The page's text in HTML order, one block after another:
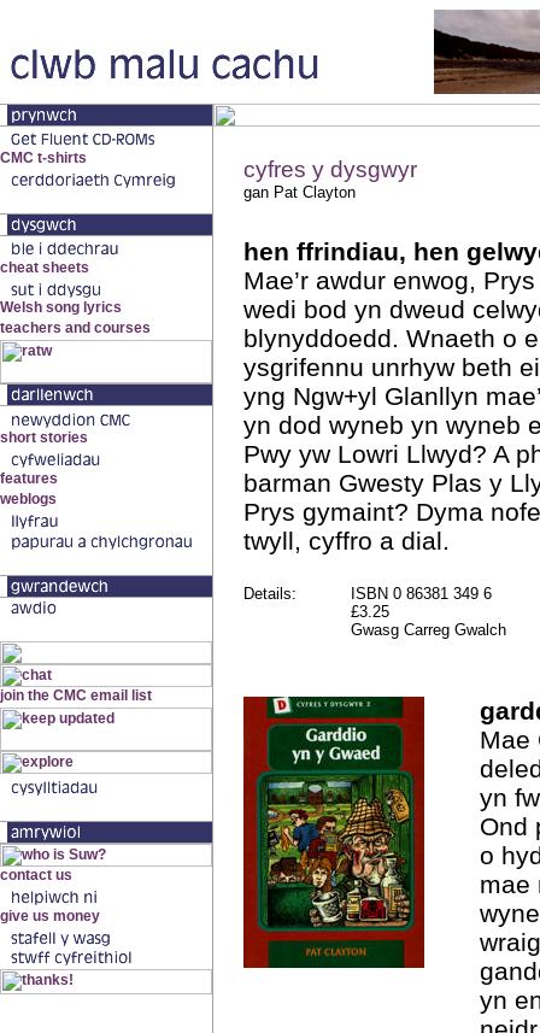
cyfres y dysgwyr
gan Pat Clayton
hen ffrindiau, hen
Mae’r awdur enwog,
wedi bod yn dweud
blynyddoedd. Wnaeth o
ysgrifennu unrhyw beth
yng Ngw+yl Glanllyn
yn dod wyneb yn wyneb
Pwy yw Lowri Llwyd? A
barman Gwesty Plas y
Prys gymaint? Dyma
twyll, cyffro a dial.
Details:
ISBN 0 86381 349 6
£3.25
Gwasg Carreg Gwalch
Mae
yn
Ond
o
mae
yn